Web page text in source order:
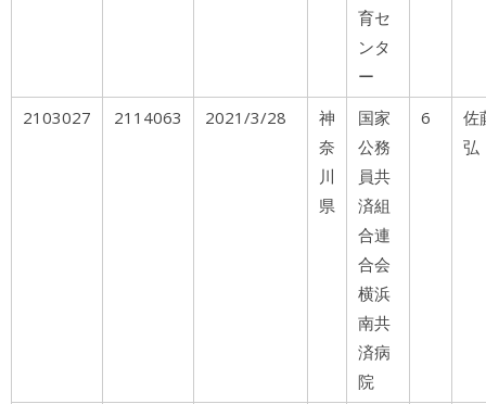
育セ
ンタ
ー
2103027 2114063 2021/3/28
神
奈
川
県
国家
公務
員共
済組
合連
合会
横浜
南共
済病
院
6
佐
弘